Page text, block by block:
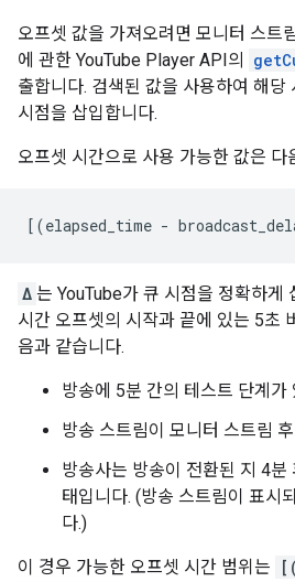
오프셋 값을 가져오려면 모니터 스트
에 관한 YouTube Player API의
출합니다. 검색된 값을 사용하여 해당
시점을 삽입합니다.
오프셋 시간으로 사용 가능한 값은 다
[(elapsed_time -
Δ 는 YouTube가 큐 시점을 정확하게
시간 오프셋의 시작과 끝에 있는 5초
음과 같습니다.
방송에 5분 간의 테스트 단계가
방송 스트림이 모니터 스트림
방송사는 방송이 전환된 지 4분
태입니다. (방송 스트림이 표시
다.)
이 경우 가능한 오프셋 시간 범위는